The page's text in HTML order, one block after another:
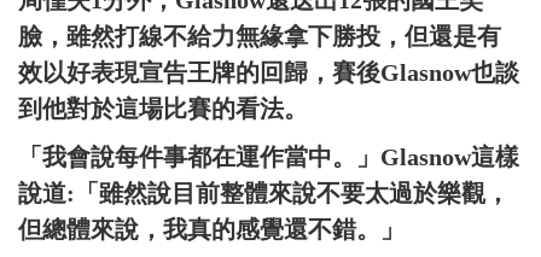
臉，雖然打線不給力無緣拿下勝投，但還是有
效以好表現宣告王牌的回歸，賽後Glasnow也談
到他對於這場比賽的看法。
「我會說每件事都在運作當中。」Glasnow這樣
說道:「雖然說目前整體來說不要太過於樂觀，
但總體來說，我真的感覺還不錯。」